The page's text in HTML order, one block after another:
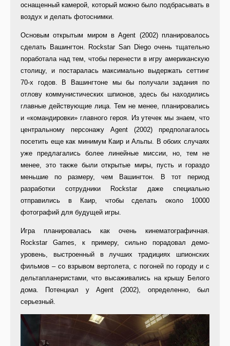
оснащенный камерой, который можно было подбрасывать в
воздух и делать фотоснимки.
Основым открытым миром в Agent (2002) планировалось
сделать Вашингтон. Rockstar San Diego очень тщательно
поработала над тем, чтобы перенести в игру американскую
столицу, и постаралась максимально выдержать сеттинг
70-х годов. В Вашингтоне мы бы получали задания по
отлову коммунистических шпионов, здесь бы находились
главные действующие лица. Тем не менее, планировались
и «командировки» главного героя. Из утечек мы знаем, что
центральному персонажу Agent (2002) предполагалось
посетить еще как минимум Каир и Альпы. В обоих случаях
уже предлагались более линейные миссии, но, тем не
менее, это также были открытые миры, пусть и гораздо
меньшие по размеру, чем Вашингтон. В тот период
разработки сотрудники Rockstar даже специально
отправились в Каир, чтобы сделать около 10000
фотографий для будущей игры.
Игра планировалась как очень кинематографичная.
Rockstar Games, к примеру, сильно порадовал демо-
уровень, выстроенный в лучших традициях шпионских
фильмов – со взрывом вертолета, с погоней по городу и с
дельтапланеристами, что высаживались на крышу Белого
дома. Потенциал у Agent (2002), определенно, был
серьезный.